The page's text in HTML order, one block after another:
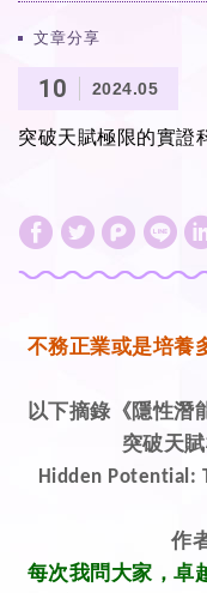
文章分享
10 2024.05
突破天賦極限的實證
不務正業或是培養
以下摘錄《隱性潛
突破天
Hidden Potential:
作
每次我問大家，卓